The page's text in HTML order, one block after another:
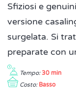
Sfiziosi e
versione
surgelata. Si
preparate con
Tempo: 30 min
Costo: Basso